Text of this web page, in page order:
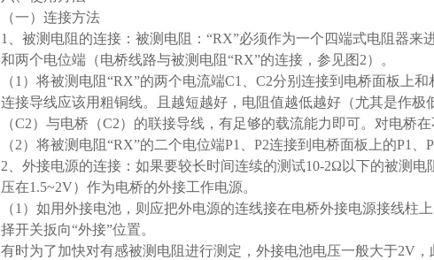
（一）连接方法
1、被测电阻的连接：被测电阻：“RX”必须作为一个四端式电阻器
和两个电位端（电桥线路与被测电阻“RX”的连接，参见图2）。
（1）将被测电阻“RX”的两个电流端C1、C2分别连接到电桥面板上
连接导线应该用粗铜线。且越短越好，电阻值越低越好（尤其是作
（C2）与电桥（C2）的联接导线，有足够的载流能力即可。对电桥
（2）将被测电阻“RX”的二个电位端P1、P2连接到电桥面板上的P1
2、外接电源的连接：如果要较长时间连续的测试10-2Ω以下的被测
压在1.5~2V）作为电桥的外接工作电源。
（1）如用外接电池，则应把外电源的连线接在电桥外接电源接线柱
择开关扳向“外接”位置。
有时为了加快对有感被测电阻进行测定，外接电池电压一般大于2V